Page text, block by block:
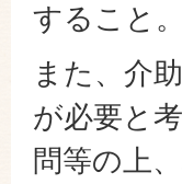
すること。
また、介
が必要と
問等の上